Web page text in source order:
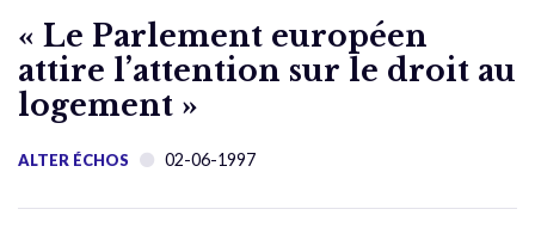
« Le Parlement européen
attire l’attention sur le droit au
logement »
ALTER ÉCHOS 02-06-1997